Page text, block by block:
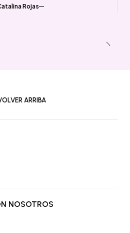
Rojas
ARRIBA
NOSOTROS